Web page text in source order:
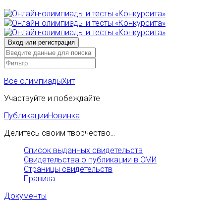
Все олимпиадыХит
Участвуйте и побеждайте
ПубликацииНовинка
Делитесь своим творчество...
Список выданных свидетельств
Свидетельства о публикации в СМИ
Страницы свидетельств
Правила
Документы